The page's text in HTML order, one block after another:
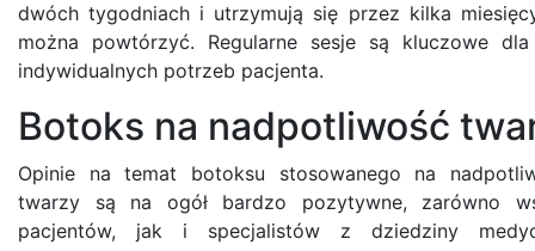
dwóch tygodniach i utrzymują się przez kilka
można powtórzyć. Regularne sesje są kluczowe
indywidualnych potrzeb pacjenta.
Botoks na nadpotliwość
Opinie na temat botoksu stosowanego na
twarzy są na ogół bardzo pozytywne, zarówno
pacjentów, jak i specjalistów z dziedziny